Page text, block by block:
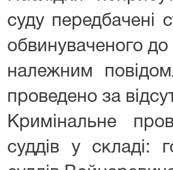
суду передбачені
обвинуваченого
належним
проведено за
Кримінальне
суддів у складі: